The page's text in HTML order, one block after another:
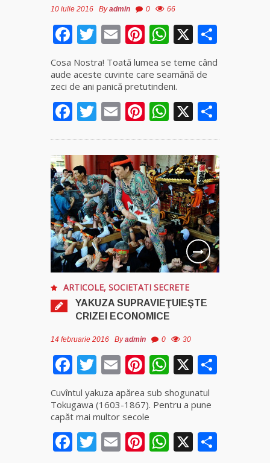
blesteme
Sandra
Cea mai
vrăjitoare
de magie
albă și
neagră
Vanessa
Clarvăzătoarea
Elena Natașa
Vrăjitoarea
Morgana,
Elena
Minodora
din
Ierusalim
10 iulie 2016 Byadmin 0 66
Facebook
Twitter
EmailPinterest
WhatsApp
X
Cosa Nostra! Toată lumea se teme când
aude aceste cuvinte care seamănă de
zeci de ani panică pretutindeni.
Facebook
Twitter
EmailPinterest
WhatsApp
X
ARTICOLE, SOCIETATI SECRETE
YAKUZA SUPRAVIEŢUIEŞTE
CRIZEI ECONOMICE
14 februarie 2016 Byadmin 0 30
Facebook
Twitter
EmailPinterest
WhatsApp
X
Cuvîntul yakuza apărea sub shogunatul
Tokugawa (1603-1867). Pentru a pune
capăt mai multor secole
Facebook
Twitter
EmailPinterest
WhatsApp
X